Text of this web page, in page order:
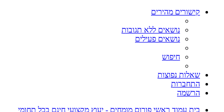
קישורים מהירים
נושאים ללא תגובות
נושאים פעילים
חיפוש
שאלות נפוצות
התחברות
הרשמה
בית עמוד ראשי פורום מומחים - יעוץ מקצועי חינם בכל תחומי